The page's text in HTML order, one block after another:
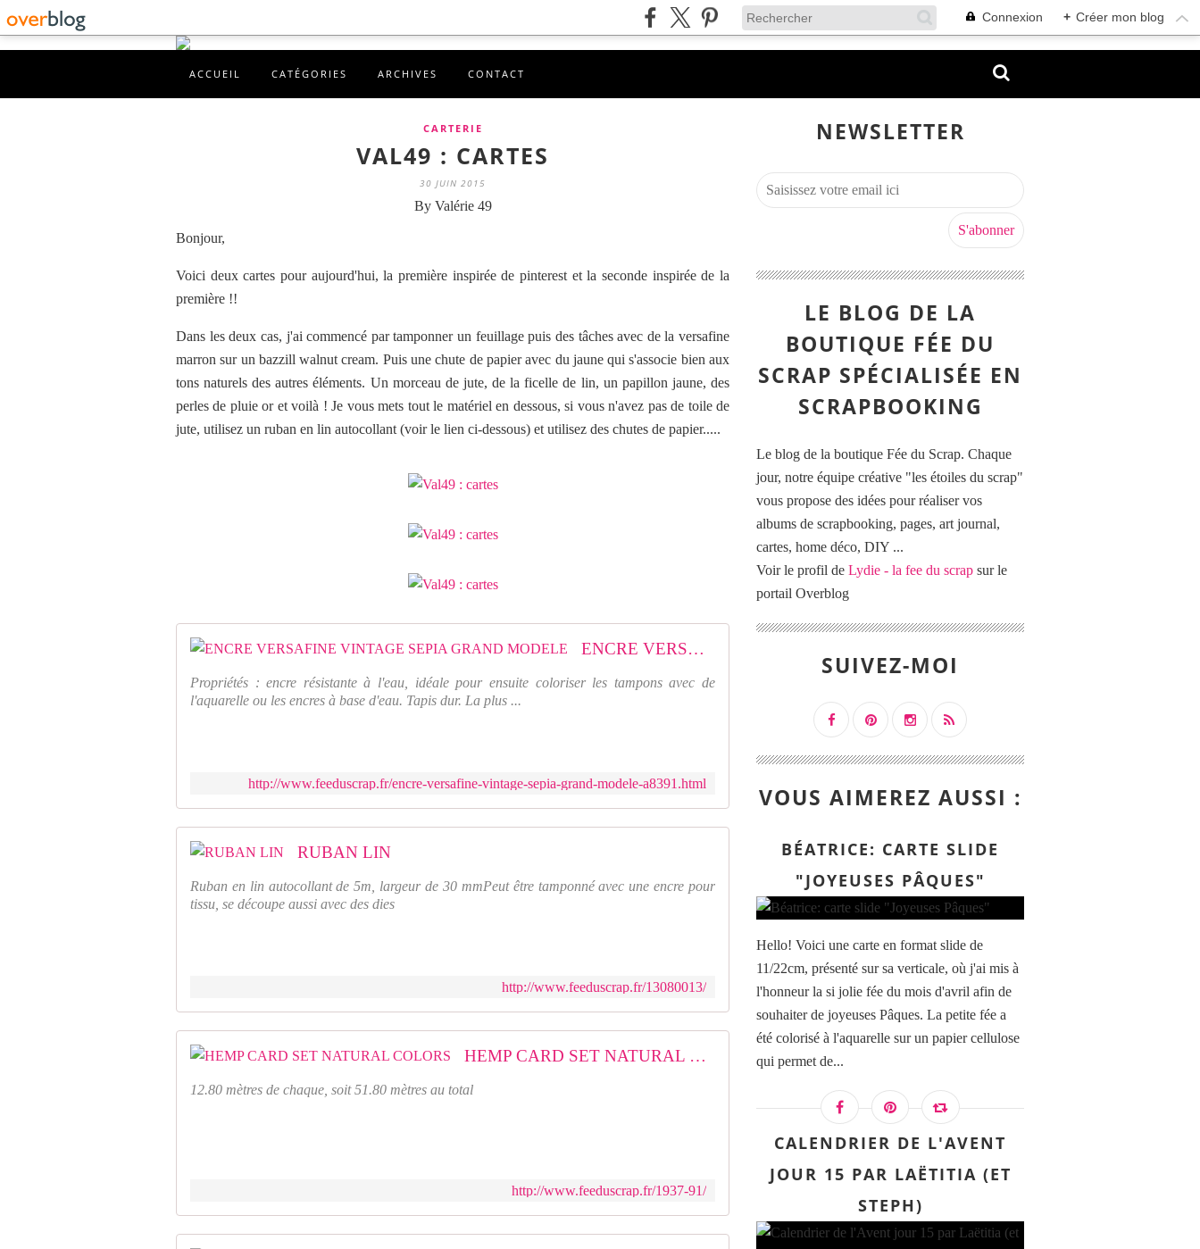
Connexion + Créer mon blog
ACCUEIL CATÉGORIES ARCHIVES CONTACT
CARTERIE
VAL49 : CARTES
30 JUIN 2015
By Valérie 49
Bonjour,
Voici deux cartes pour aujourd'hui, la première inspirée de pinterest et la seconde inspirée de la
première !!
Dans les deux cas, j'ai commencé par tamponner un feuillage puis des tâches avec de la versafine
marron sur un bazzill walnut cream. Puis une chute de papier avec du jaune qui s'associe bien aux
tons naturels des autres éléments. Un morceau de jute, de la ficelle de lin, un papillon jaune, des
perles de pluie or et voilà ! Je vous mets tout le matériel en dessous, si vous n'avez pas de toile de
jute, utilisez un ruban en lin autocollant (voir le lien ci-dessous) et utilisez des chutes de papier.....
ENCRE VERSAFINE VINTAGE SEPIA GRAND MODELE
Propriétés : encre résistante à l'eau, idéale pour ensuite coloriser les tampons avec de
l'aquarelle ou les encres à base d'eau. Tapis dur. La plus ...
http://www.feeduscrap.fr/encre-versafine-vintage-sepia-grand-modele-a8391.html
RUBAN LIN
Ruban en lin autocollant de 5m, largeur de 30 mmPeut être tamponné avec une encre pour
tissu, se découpe aussi avec des dies
http://www.feeduscrap.fr/13080013/
HEMP CARD SET NATURAL COLORS
12.80 mètres de chaque, soit 51.80 mètres au total
http://www.feeduscrap.fr/1937-91/
NEWSLETTER
LE BLOG DE LA
BOUTIQUE FÉE DU
SCRAP SPÉCIALISÉE EN
SCRAPBOOKING
Le blog de la boutique Fée du Scrap. Chaque
jour, notre équipe créative "les étoiles du scrap"
vous propose des idées pour réaliser vos
albums de scrapbooking, pages, art journal,
cartes, home déco, DIY ...
Voir le profil de Lydie - la fee du scrap sur le
portail Overblog
SUIVEZ-MOI
VOUS AIMEREZ AUSSI :
BÉATRICE: CARTE SLIDE
"JOYEUSES PÂQUES"
Hello! Voici une carte en format slide de
11/22cm, présenté sur sa verticale, où j'ai mis à
l'honneur la si jolie fée du mois d'avril afin de
souhaiter de joyeuses Pâques. La petite fée a
été colorisé à l'aquarelle sur un papier cellulose
qui permet de...
CALENDRIER DE L'AVENT
JOUR 15 PAR LAËTITIA (ET
STEPH)